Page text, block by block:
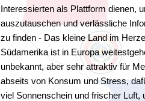
Interessierten als Plattform dienen,
auszutauschen und verlässliche
zu finden - Das kleine Land im
Südamerika ist in Europa
unbekannt, aber sehr attraktiv für
abseits von Konsum und Stress,
viel Sonnenschein und frischer Luft,